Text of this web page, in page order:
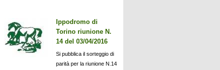
Ippodromo di
Torino riunione N.
14 del 03/04/2016
Si pubblica il sorteggio di
parità per la riunione N.14